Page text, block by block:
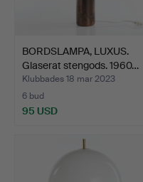
BORDSLAMPA, LUXUS.
Glaserat stengods. 1960…
Klubbades 18 mar 2023
6 bud
95 USD